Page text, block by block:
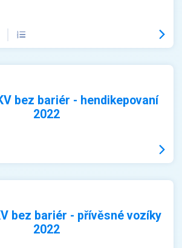
bez bariér - hendikepovaní
2022
bez bariér - přívěsné vozíky
2022